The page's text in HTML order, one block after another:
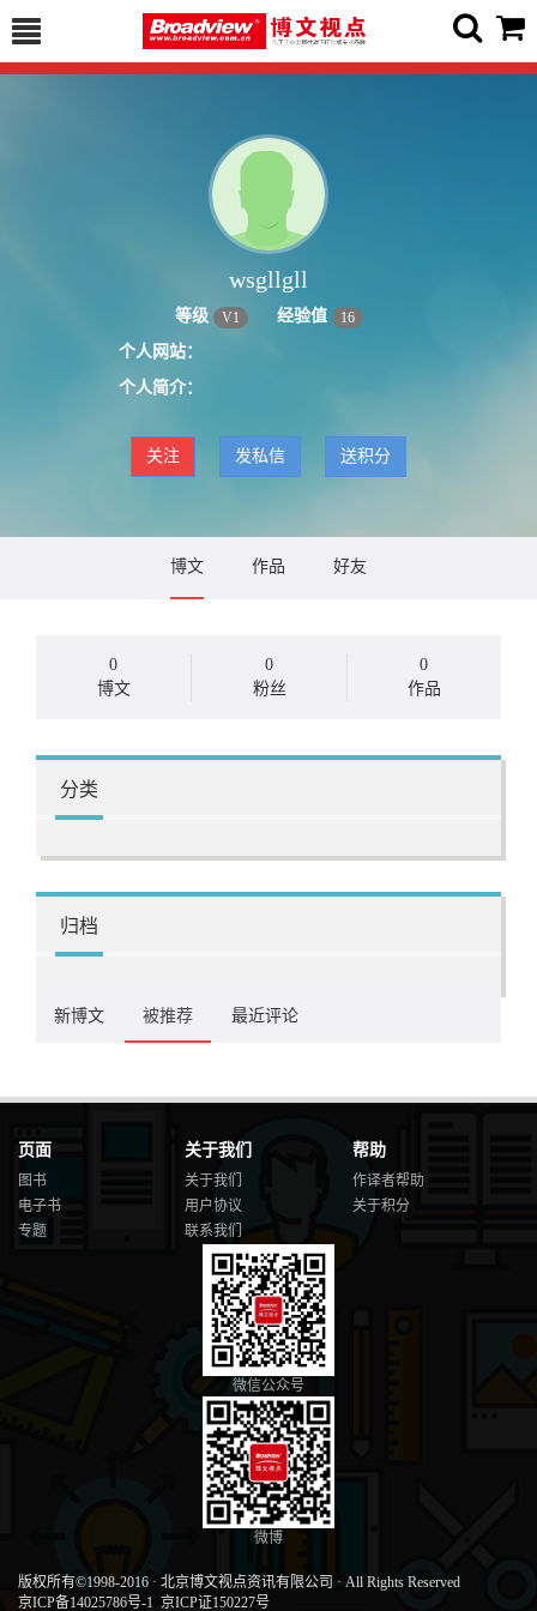
wsgllgll
等级 V1 经验值 16
个人网站：
个人简介：
关注 发私信 送积分
博文 作品 好友
0
博文
0
粉丝
0
作品
分类
归档
新博文 被推荐 最近评论
页面
图书
电子书
专题
关于我们
关于我们
用户协议
联系我们
帮助
作译者帮助
关于积分
微信公众号
微博
版权所有©1998-2016 · 北京博文视点资讯有限公司 · All Rights Reserved
京ICP备14025786号-1 京ICP证150227号